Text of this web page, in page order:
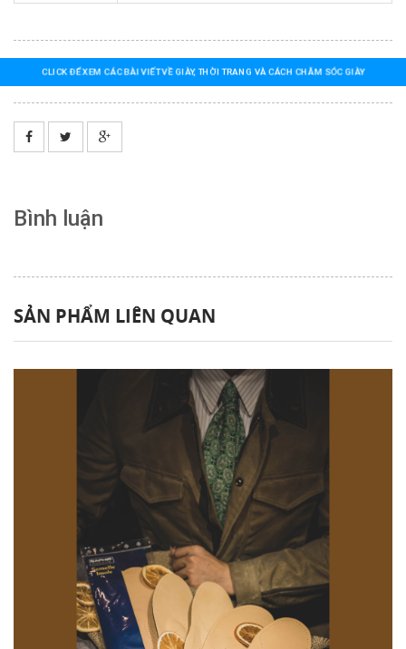
CLICK ĐỂ XEM CÁC BÀI VIẾT VỀ GIÀY, THỜI TRANG VÀ CÁCH CHĂM SÓC GIÀY
Bình luận
SẢN PHẨM LIÊN QUAN